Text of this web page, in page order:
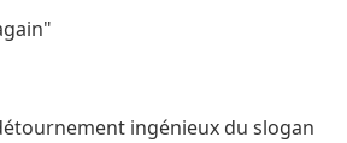
ingénieux du slogan